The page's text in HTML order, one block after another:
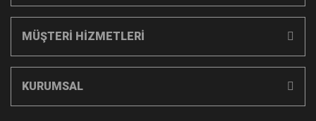
MÜŞTERİ HİZMETLERİ
KURUMSAL